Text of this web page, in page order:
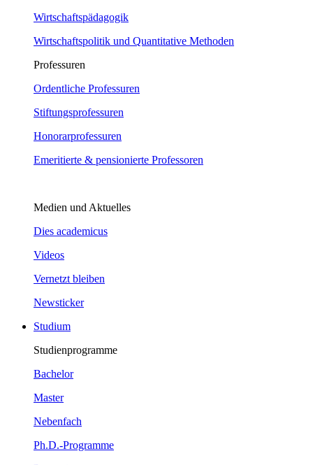
Wirtschaftspädagogik
Wirtschaftspolitik und Quantitative Methoden
Professuren
Ordentliche Professuren
Stiftungsprofessuren
Honorarprofessuren
Emeritierte & pensionierte Professoren
Medien und Aktuelles
Dies academicus
Videos
Vernetzt bleiben
Newsticker
Studium
Studienprogramme
Bachelor
Master
Nebenfach
Ph.D.-Programme